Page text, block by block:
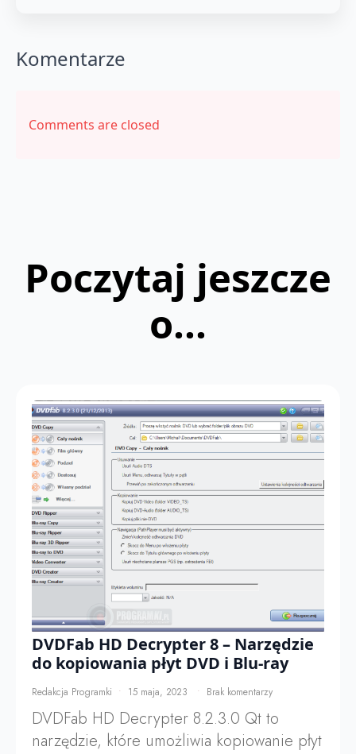
Komentarze
Comments are closed
Poczytaj jeszcze
o...
DVDFab HD Decrypter 8 – Narzędzie
do kopiowania płyt DVD i Blu-ray
Redakcja Programki 15 maja, 2023 Brak komentarzy
DVDFab HD Decrypter 8.2.3.0 Qt to
narzędzie, które umożliwia kopiowanie płyt